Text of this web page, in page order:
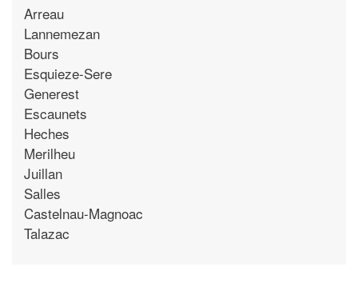
Arreau
Lannemezan
Bours
Esquieze-Sere
Generest
Escaunets
Heches
Merilheu
Juillan
Salles
Castelnau-Magnoac
Talazac